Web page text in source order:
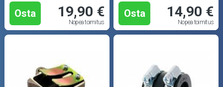
Osta 19,90 €
Nopea toimitus
Osta 14,90 €
Nopea toimitus